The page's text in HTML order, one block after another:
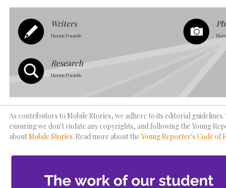
Writers
Harun Dzonlic
Research
Harun Dzonlic
As contributors to Mobile Stories, we adhere to its editorial
ensuring we don't violate any copyrights, and following the Young
aboutMobile Stories. Read more about the Young Reporter's Code of